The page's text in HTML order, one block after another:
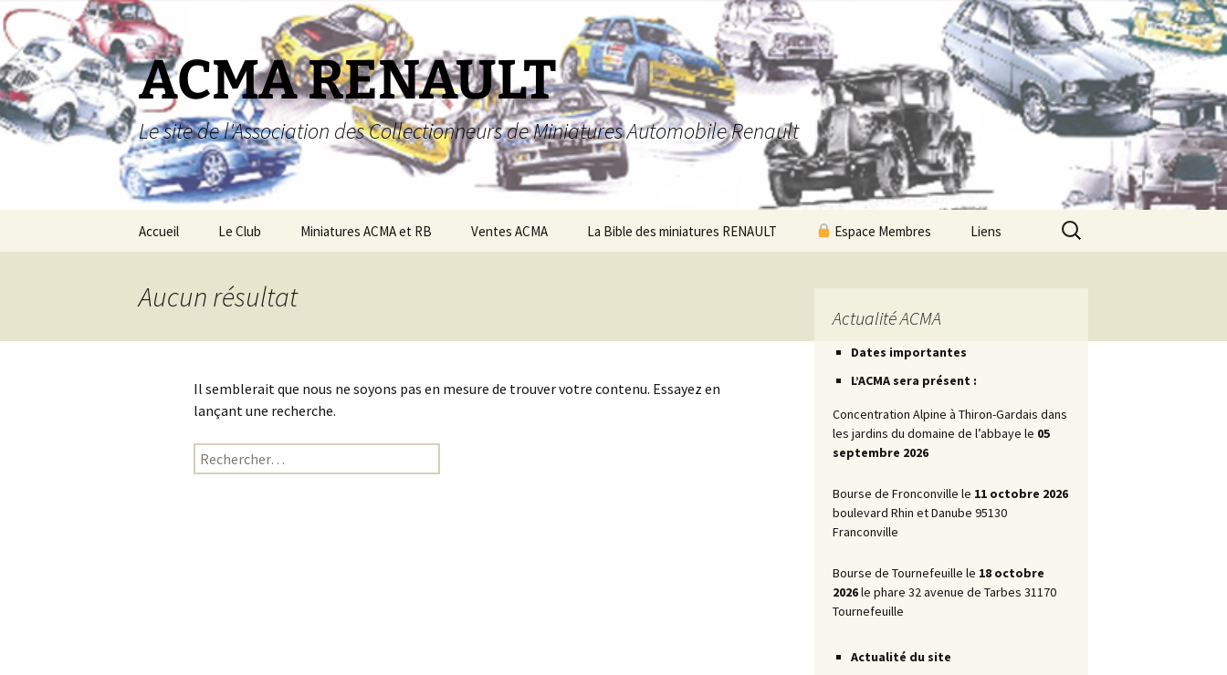
Aller
au
contenu
ACMA RENAULT
Le site de l'Association des Collectionneurs de Miniatures Automobile Renault
Accueil Le Club Miniatures ACMA et RB Ventes ACMA La Bible des miniatures RENAULT Espace Membres
Les Petites Routes
Les Petites Fiches
Promotionnelles
La Marche AR
Liens
Rechercher :
Aucun résultat
Il semblerait que nous ne soyons pas en mesure de trouver votre contenu. Essayez en
lançant une recherche.
Rechercher :
Actualité ACMA
Dates importantes
L’ACMA sera présent :
Concentration Alpine à Thiron-Gardais dans
les jardins du domaine de l’abbaye le 05
septembre 2026
Bourse de Fronconville le 11 octobre 2026
boulevard Rhin et Danube 95130
Franconville
Bourse de Tournefeuille le 18 octobre
2026le phare 32 avenue de Tarbes 31170
Tournefeuille
Actualité du site